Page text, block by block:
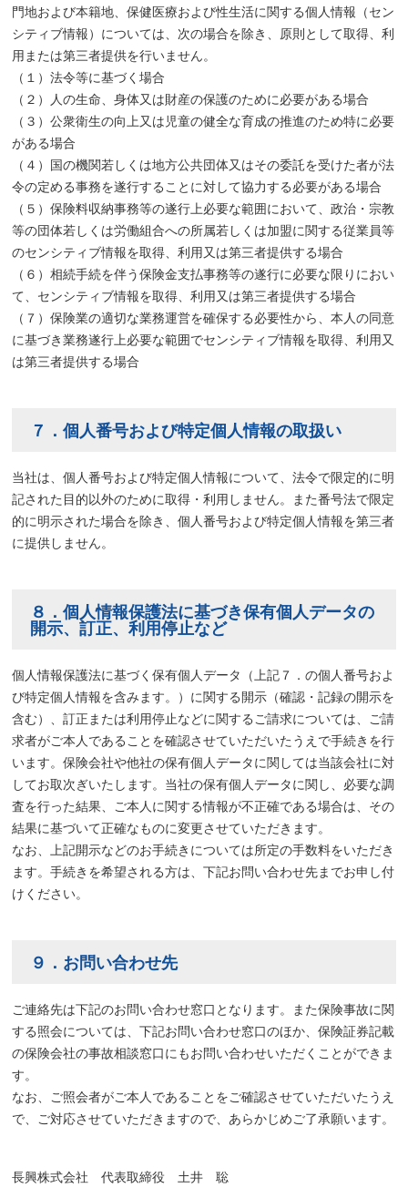
門地および本籍地、保健医療および性生活に関する個人情報（セン
シティブ情報）については、次の場合を除き、原則として取得、利
用または第三者提供を行いません。
（１）法令等に基づく場合
（２）人の生命、身体又は財産の保護のために必要がある場合
（３）公衆衛生の向上又は児童の健全な育成の推進のため特に必要
がある場合
（４）国の機関若しくは地方公共団体又はその委託を受けた者が法
令の定める事務を遂行することに対して協力する必要がある場合
（５）保険料収納事務等の遂行上必要な範囲において、政治・宗教
等の団体若しくは労働組合への所属若しくは加盟に関する従業員等
のセンシティブ情報を取得、利用又は第三者提供する場合
（６）相続手続を伴う保険金支払事務等の遂行に必要な限りにおい
て、センシティブ情報を取得、利用又は第三者提供する場合
（７）保険業の適切な業務運営を確保する必要性から、本人の同意
に基づき業務遂行上必要な範囲でセンシティブ情報を取得、利用又
は第三者提供する場合
７．個人番号および特定個人情報の取扱い
当社は、個人番号および特定個人情報について、法令で限定的に明
記された目的以外のために取得・利用しません。また番号法で限定
的に明示された場合を除き、個人番号および特定個人情報を第三者
に提供しません。
８．個人情報保護法に基づき保有個人データの
開示、訂正、利用停止など
個人情報保護法に基づく保有個人データ（上記７．の個人番号およ
び特定個人情報を含みます。）に関する開示（確認・記録の開示を
含む）、訂正または利用停止などに関するご請求については、ご請
求者がご本人であることを確認させていただいたうえで手続きを行
います。保険会社や他社の保有個人データに関しては当該会社に対
してお取次ぎいたします。当社の保有個人データに関し、必要な調
査を行った結果、ご本人に関する情報が不正確である場合は、その
結果に基づいて正確なものに変更させていただきます。
なお、上記開示などのお手続きについては所定の手数料をいただき
ます。手続きを希望される方は、下記お問い合わせ先までお申し付
けください。
９．お問い合わせ先
ご連絡先は下記のお問い合わせ窓口となります。また保険事故に関
する照会については、下記お問い合わせ窓口のほか、保険証券記載
の保険会社の事故相談窓口にもお問い合わせいただくことができま
す。
なお、ご照会者がご本人であることをご確認させていただいたうえ
で、ご対応させていただきますので、あらかじめご了承願います。
長興株式会社 代表取締役 土井 聡